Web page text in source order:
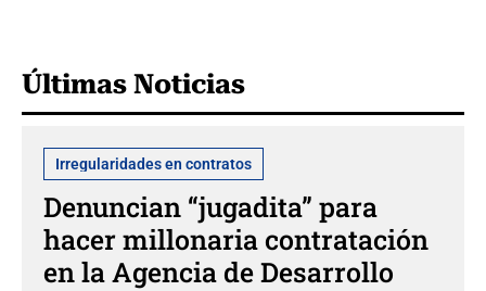
Últimas Noticias
Irregularidades en contratos
Denuncian “jugadita” para
hacer millonaria contratación
en la Agencia de Desarrollo